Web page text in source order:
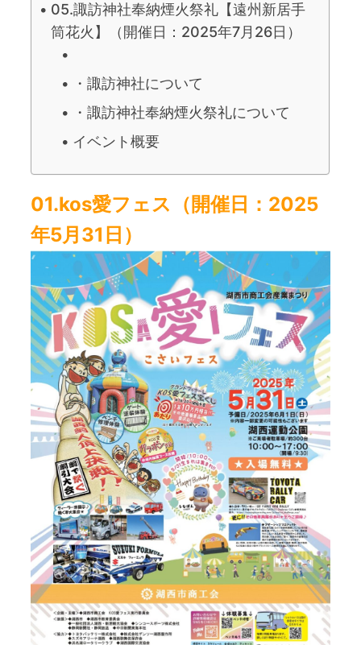
05.諏訪神社奉納煙火祭礼【遠州新居手
筒花火】（開催日：2025年7月26日）
・諏訪神社について
・諏訪神社奉納煙火祭礼について
イベント概要
01.kos愛フェス（開催日：2025
年5月31日）